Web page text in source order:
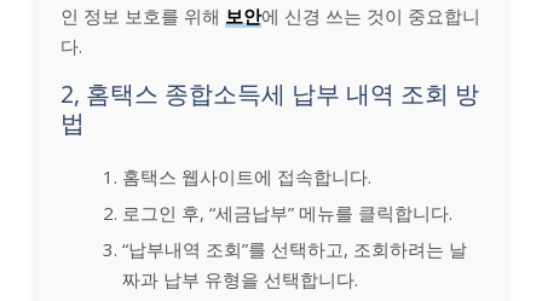
인 정보 보호를 위해 보안에 신경 쓰는 것이 중요합니
다.
2, 홈택스 종합소득세 납부 내역 조회 방
법
홈택스 웹사이트에 접속합니다.
로그인 후, “세금납부” 메뉴를 클릭합니다.
“납부내역 조회”를 선택하고, 조회하려는 날
짜과 납부 유형을 선택합니다.